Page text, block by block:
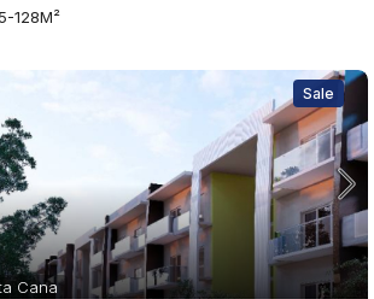
128M²
Sale
Cana